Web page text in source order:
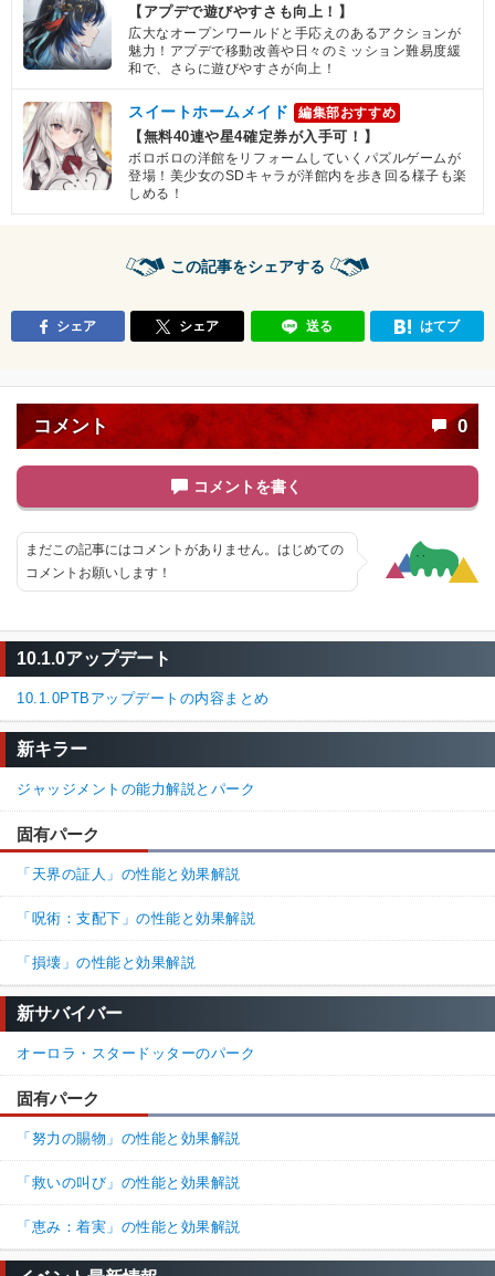
【アプデで遊びやすさも向上！】
広大なオープンワールドと手応えのあるアクションが
魅力！アプデで移動改善や日々のミッション難易度緩
和で、さらに遊びやすさが向上！
スイートホームメイド 編集部おすすめ
【無料40連や星4確定券が入手可！】
ボロボロの洋館をリフォームしていくパズルゲームが
登場！美少女のSDキャラが洋館内を歩き回る様子も楽
しめる！
この記事をシェアする
シェア シェア 送る はてブ
コメント 0
コメントを書く
まだこの記事にはコメントがありません。はじめての
コメントお願いします！
10.1.0アップデート
10.1.0PTBアップデートの内容まとめ
新キラー
ジャッジメントの能力解説とパーク
固有パーク
「天界の証人」の性能と効果解説
「呪術：支配下」の性能と効果解説
「損壊」の性能と効果解説
新サバイバー
オーロラ・スタードッターのパーク
固有パーク
「努力の賜物」の性能と効果解説
「救いの叫び」の性能と効果解説
「恵み：着実」の性能と効果解説